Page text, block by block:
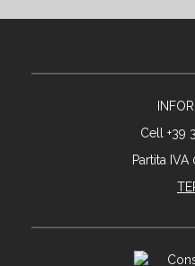
Cell +39
Partita